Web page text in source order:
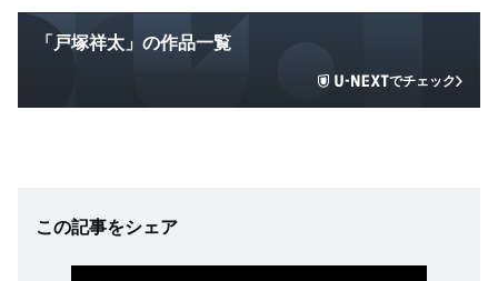
「戸塚祥太」の作品一覧
でチェック
この記事をシェア